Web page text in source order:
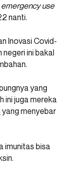
emergency use
nanti.
Inovasi Covid-
negeri ini bakal
yang
ini juga mereka
yang menyebar
imunitas bisa